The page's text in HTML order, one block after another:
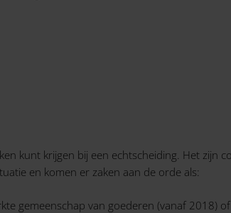
kunt krijgen bij een echtscheiding. Het zijn
en komen er zaken aan de orde als:
gemeenschap van goederen (vanaf 2018)